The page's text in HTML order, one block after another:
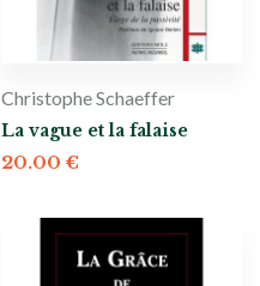
Christophe Schaeffer
La vague et la falaise
20.00 €